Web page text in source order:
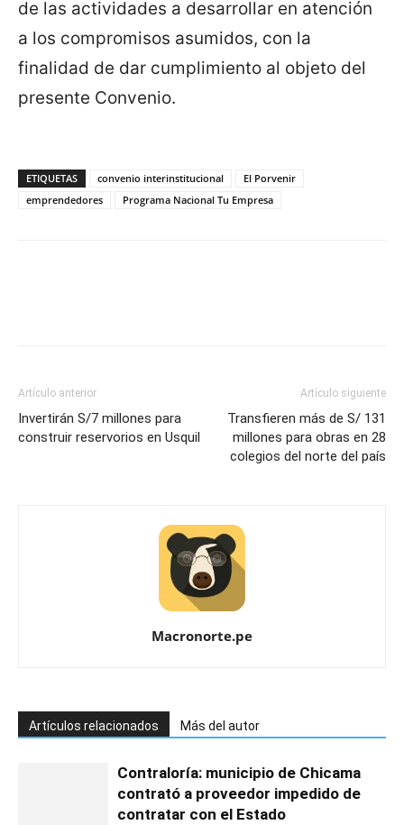
de las actividades a desarrollar en atención
a los compromisos asumidos, con la
finalidad de dar cumplimiento al objeto del
presente Convenio.
ETIQUETAS convenio interinstitucional
El Porvenir
emprendedores
Programa Nacional Tu Empresa
Artículo anterior
Invertirán S/7 millones para
construir reservorios en Usquil
Artículo siguiente
Transfieren más de S/ 131
millones para obras en 28
colegios del norte del país
Macronorte.pe
Artículos relacionados Más del autor
Contraloría: municipio de Chicama
contrató a proveedor impedido de
contratar con el Estado